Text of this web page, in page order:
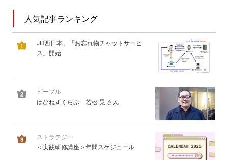
人気記事ランキング
JR西日本、「お忘れ物チャットサービ
ス」開始
ピープル
はぴねすくらぶ 若松 晃 さん
ストラテジー
＜実践研修講座＞年間スケジュール